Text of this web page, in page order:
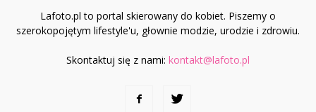
Lafoto.pl to portal skierowany do kobiet. Piszemy o
szerokopojętym lifestyle'u, głownie modzie, urodzie i zdrowiu.
Skontaktuj się z nami: kontakt@lafoto.pl